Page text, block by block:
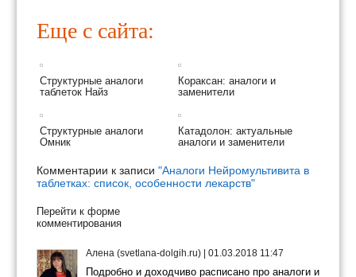
Еще с сайта:
Структурные аналоги
таблеток Найз
Кораксан: аналоги и
заменители
Структурные аналоги
Омник
Катадолон: актуальные
аналоги и заменители
Комментарии к записи "Аналоги Нейромультивита в
таблетках: список, особенности лекарств"
Перейти к форме
комментирования
Алена (svetlana-dolgih.ru) 01.03.2018 11:47
Подробно и доходчиво расписано про аналоги и